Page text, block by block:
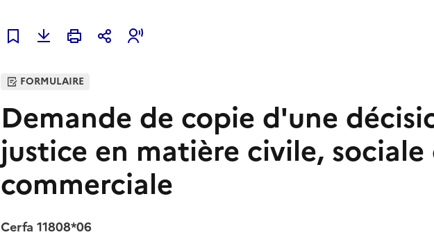
Ajouter à mes favoris
FORMULAIRE
Demande de copie d'une
justice en matière civile, sociale
commerciale
Cerfa 11808*06